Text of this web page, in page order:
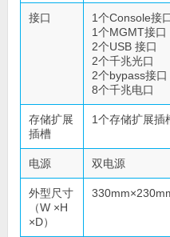
接口
1个Console接
1个MGMT接口
2个USB 接口
2个千兆光口
2个bypass接口
8个千兆电口
存储扩展
插槽
1个存储扩展插
电源 双电源
外型尺寸
（W ×H
×D）